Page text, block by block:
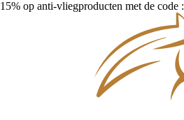
15% op anti-vliegproducten met de code :